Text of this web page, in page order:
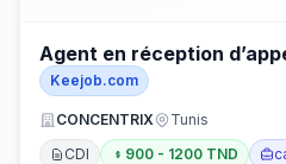
Agent en réception
Keejob.com
CONCENTRIX
Tunis
CDI
900 - 1200 TND